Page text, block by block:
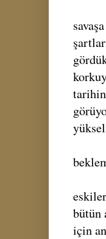
bütün
için